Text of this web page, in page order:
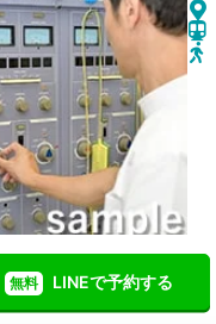
無料 LINEで予約する